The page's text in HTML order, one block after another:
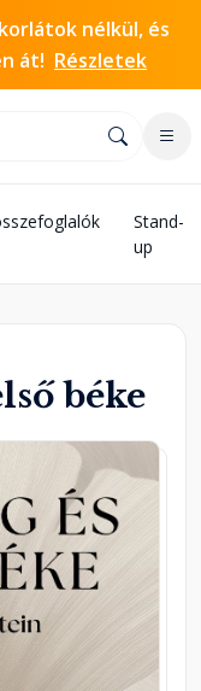
nélkül, és
át! Részletek
Stand-
up
béke